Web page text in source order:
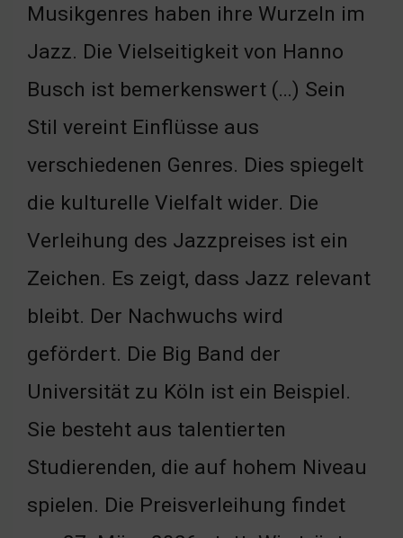
Musikgenres haben ihre Wurzeln im
Jazz. Die Vielseitigkeit von Hanno
Busch ist bemerkenswert (…) Sein
Stil vereint Einflüsse aus
verschiedenen Genres. Dies spiegelt
die kulturelle Vielfalt wider. Die
Verleihung des Jazzpreises ist ein
Zeichen. Es zeigt, dass Jazz relevant
bleibt. Der Nachwuchs wird
gefördert. Die Big Band der
Universität zu Köln ist ein Beispiel.
Sie besteht aus talentierten
Studierenden, die auf hohem Niveau
spielen. Die Preisverleihung findet